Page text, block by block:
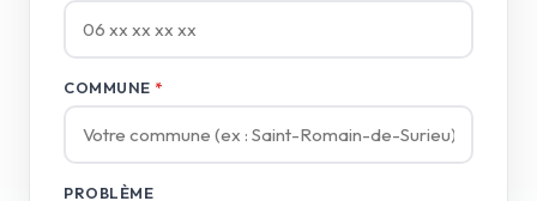
COMMUNE *
PROBLÈME